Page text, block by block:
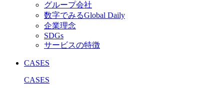
グループ会社
数字でみるGlobal Daily
企業理念
SDGs
サービスの特徴
CASES
CASES